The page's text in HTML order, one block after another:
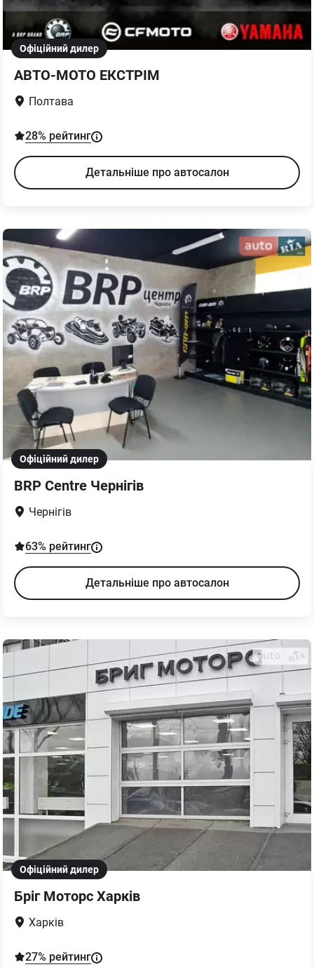
Офіційний дилер
АВТО-МОТО ЕКСТРІМ
Полтава
28% рейтинг
Детальніше про автосалон
Офіційний дилер
BRP Centre Чернігів
Чернігів
63% рейтинг
Детальніше про автосалон
Офіційний дилер
Бріг Моторс Харків
Харків
27% рейтинг